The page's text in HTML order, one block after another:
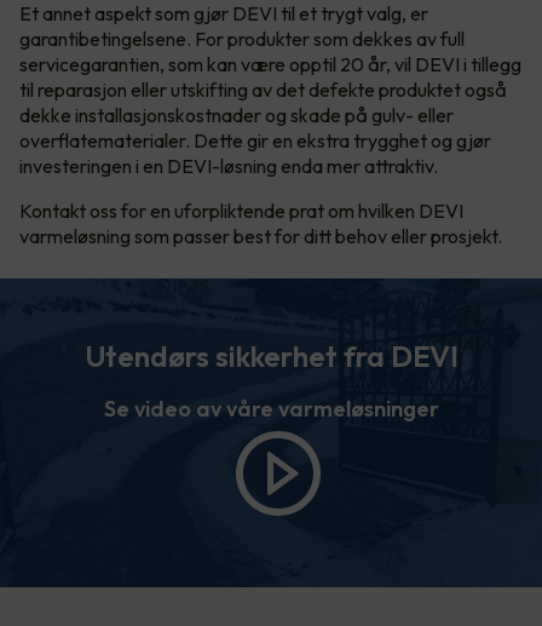
Et annet aspekt som gjør DEVI til et trygt valg, er
garantibetingelsene. For produkter som dekkes av full
servicegarantien, som kan være opptil 20 år, vil DEVI i tillegg
til reparasjon eller utskifting av det defekte produktet også
dekke installasjonskostnader og skade på gulv- eller
overflatematerialer. Dette gir en ekstra trygghet og gjør
investeringen i en DEVI-løsning enda mer attraktiv.
Kontakt oss for en uforpliktende prat om hvilken DEVI
varmeløsning som passer best for ditt behov eller prosjekt.
Utendørs sikkerhet fra DEVI
Se video av våre varmeløsninger